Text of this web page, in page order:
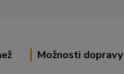
Možnosti dopravy